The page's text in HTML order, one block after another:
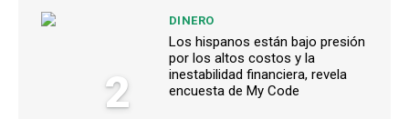
2
DINERO
Los hispanos están bajo presión
por los altos costos y la
inestabilidad financiera, revela
encuesta de My Code